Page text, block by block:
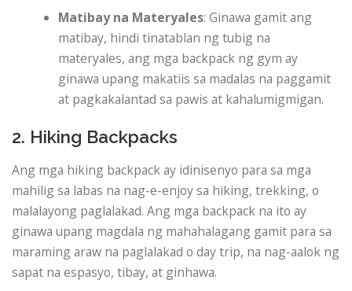
Matibay na Materyales: Ginawa gamit ang
matibay, hindi tinatablan ng tubig na
materyales, ang mga backpack ng gym ay
ginawa upang makatiis sa madalas na paggamit
at pagkakalantad sa pawis at kahalumigmigan.
2. Hiking Backpacks
Ang mga hiking backpack ay idinisenyo para sa mga
mahilig sa labas na nag-e-enjoy sa hiking, trekking, o
malalayong paglalakad. Ang mga backpack na ito ay
ginawa upang magdala ng mahahalagang gamit para sa
maraming araw na paglalakad o day trip, na nag-aalok ng
sapat na espasyo, tibay, at ginhawa.